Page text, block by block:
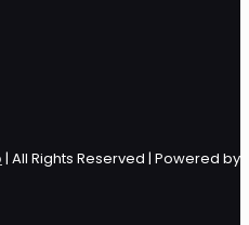
| All Rights Reserved | Powered by